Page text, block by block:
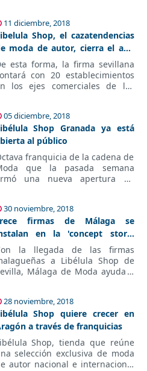
11 diciembre, 2018
Shop, el cazatendencias
moda de autor, cierra el año
10 tiendas y abrirá 10 más
2019
esta forma, la firma sevillana
con 20 establecimientos
los ejes comerciales de las
05 diciembre, 2018
Shop Granada ya está
al público
franquicia de la cadena
Moda que la pasada semana
una nueva apertura en
30 noviembre, 2018
firmas de Málaga se
en la 'concept store'
Shop de Sevilla
la llegada de las firmas
a Libélula Shop de
Málaga de Moda ayuda a
alquiler del espacio y de la
de venta y
de estas
empresas en Sevilla.
28 noviembre, 2018
Shop quiere crecer en
a través de franquicias
Shop, tienda que reúne
selección exclusiva de moda
autor nacional e internacional